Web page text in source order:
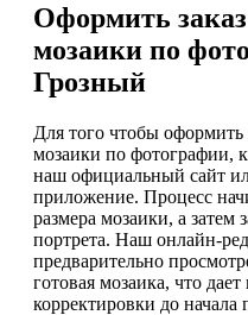
Оформить заказ
мозаики по
Грозный
Для того чтобы оформить
мозаики по фотографии,
наш официальный сайт
приложение. Процесс
размера мозаики, а затем
портрета. Наш онлайн-
предварительно
готовая мозаика, что
корректировки до начала